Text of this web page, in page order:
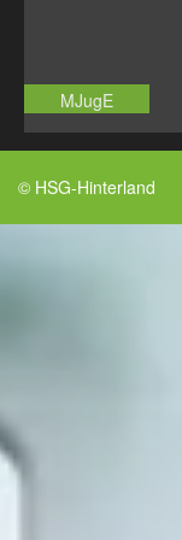
MJugE
© HSG-Hinterland